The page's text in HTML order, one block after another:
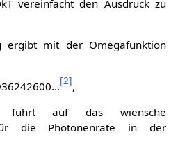
kTvereinfacht den Ausdruck zu
ergibt mit der Omegafunktion
36242600…[2],
führt auf das wiensche
für die Photonenrate in der